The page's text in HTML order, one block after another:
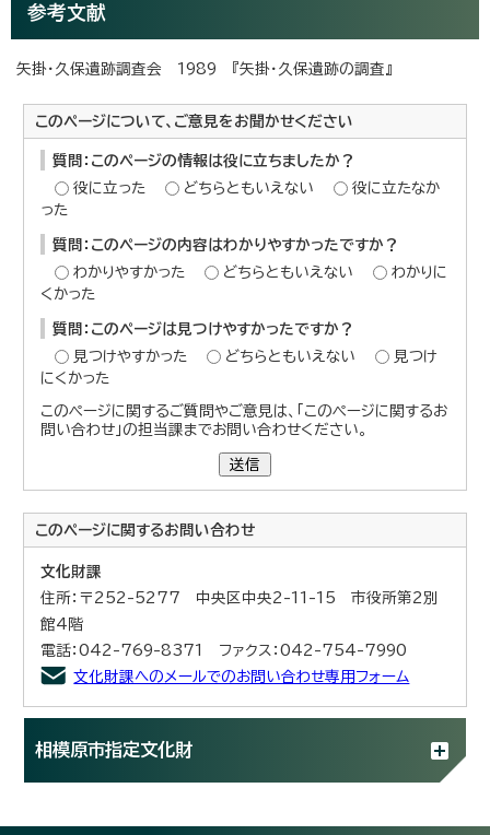
参考文献
矢掛・久保遺跡調査会 1989 『矢掛・久保遺跡の調査』
このページについて、ご意見をお聞かせください
質問：このページの情報は役に立ちましたか？
役に立った
どちらともいえない
役に立たなか
った
質問：このページの内容はわかりやすかったですか？
わかりやすかった
どちらともいえない
わかりに
くかった
質問：このページは見つけやすかったですか？
見つけやすかった
どちらともいえない
見つけ
にくかった
このページに関するご質問やご意見は、「このページに関するお
問い合わせ」の担当課までお問い合わせください。
送信
このページに関するお問い合わせ
文化財課
住所：〒252-5277 中央区中央2-11-15 市役所第2別
館4階
電話：042-769-8371 ファクス：042-754-7990
文化財課へのメールでのお問い合わせ専用フォーム
相模原市指定文化財